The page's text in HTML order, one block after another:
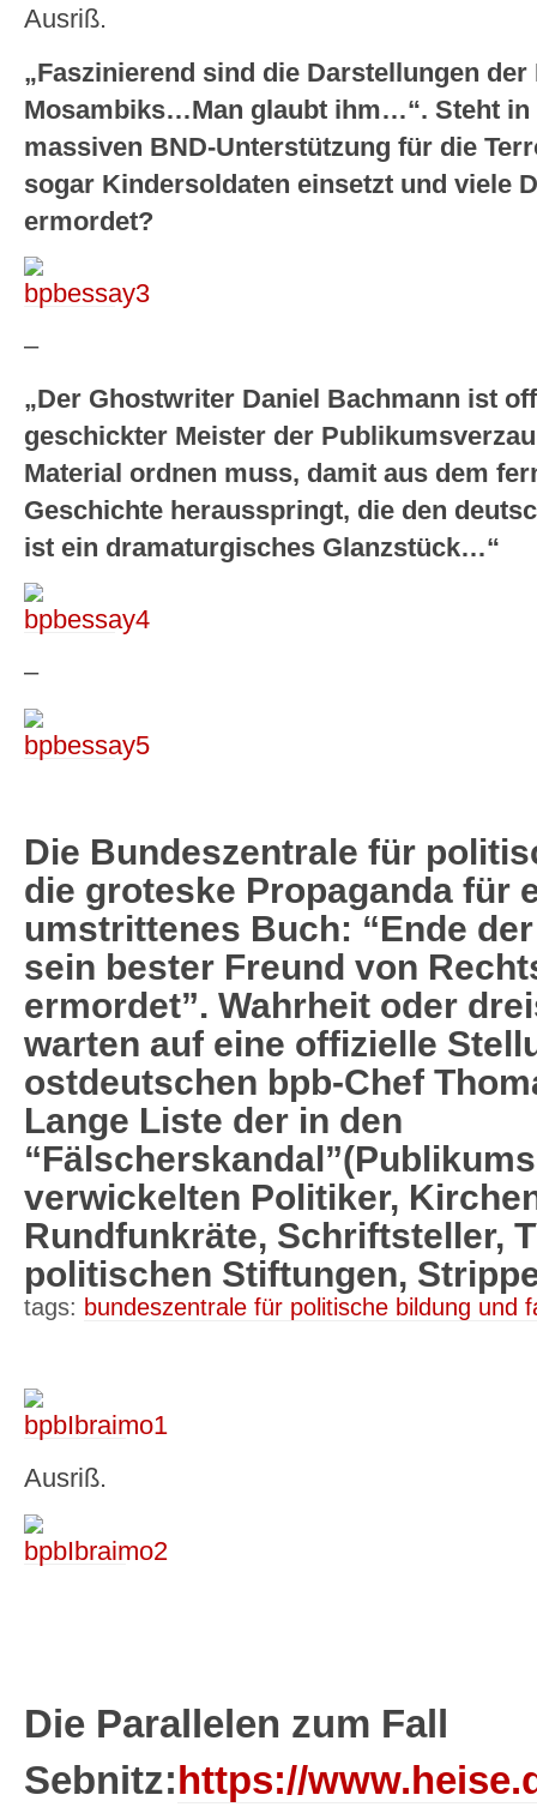
Ausriß.
„Faszinierend sind die Darstellungen
Mosambiks…Man glaubt ihm…“. Steht in
massiven BND-Unterstützung für die
sogar Kindersoldaten einsetzt und viele
ermordet?
–
„Der Ghostwriter Daniel Bachmann ist
geschickter Meister der
Material ordnen muss, damit aus dem
Geschichte herausspringt, die den
ist ein dramaturgisches Glanzstück…“
–
Die Bundeszentrale für
die groteske Propaganda für
umstrittenes Buch: “Ende
sein bester Freund von
ermordet”. Wahrheit oder
warten auf eine offizielle
ostdeutschen bpb-Chef
Lange Liste der in den
verwickelten Politiker,
Rundfunkräte, Schriftsteller,
politischen Stiftungen,
tags: bundeszentrale für politische bildung und
Ausriß.
Die Parallelen zum Fall
Sebnitz:https://